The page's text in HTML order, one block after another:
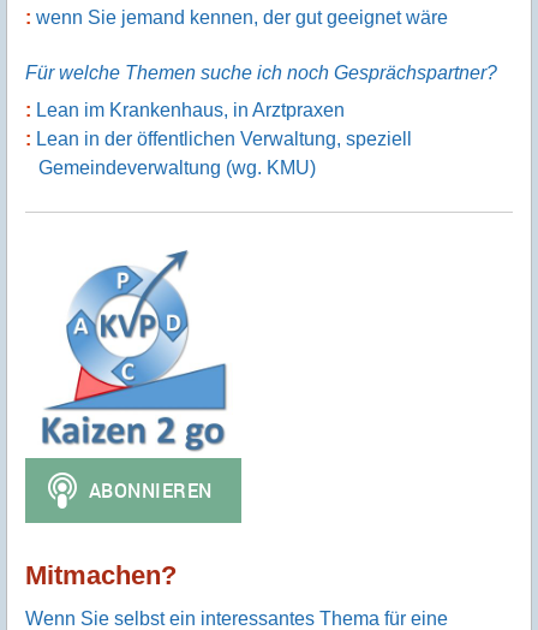
wenn Sie jemand kennen, der gut geeignet wäre
Für welche Themen suche ich noch Gesprächspartner?
Lean im Krankenhaus, in Arztpraxen
Lean in der öffentlichen Verwaltung, speziell
Gemeindeverwaltung (wg. KMU)
Mitmachen?
Wenn Sie selbst ein interessantes Thema für eine